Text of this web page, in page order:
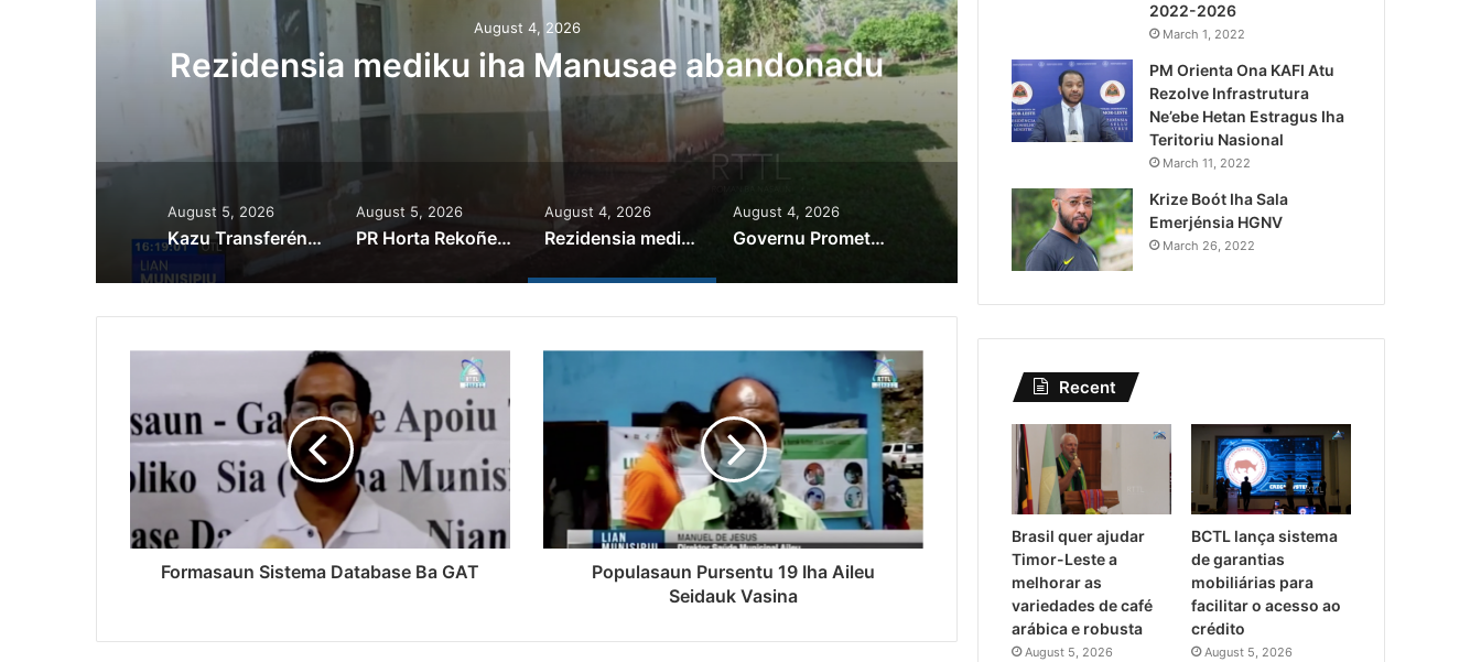
August 4, 2026
Rezidensia mediku iha Manusae abandonadu
Governu Promete Tau
Minerais no Setór
August 5, 2026
Kazu Transferénsia Osan Millaun 42 Husi Singapura, Advogadu Sei Halo Rekursu
August 5, 2026
PR Horta Rekoñese Timoroan Sira Iha Diáspora Nia Kontribuisaun
August 4, 2026
Rezidensia mediku iha Manusae abandonadu
August 4, 2026
Governu Promete Tau Prioridade ba Setór Minerais no Setór Produtivu
Formasaun Sistema Database Ba GAT
Populasaun Pursentu 19 Iha Aileu
Seidauk Vasina
2022-2026
March 1, 2022
PM Orienta Ona KAFI Atu
Rezolve Infrastrutura
Ne’ebe Hetan Estragus Iha
Teritoriu Nasional
March 11, 2022
Krize Boót Iha Sala
Emerjénsia HGNV
March 26, 2022
Recent
Brasil quer ajudar
Timor-Leste a
melhorar as
variedades de café
arábica e robusta
August 5, 2026
BCTL lança sistema
de garantias
mobiliárias para
facilitar o acesso ao
crédito
August 5, 2026